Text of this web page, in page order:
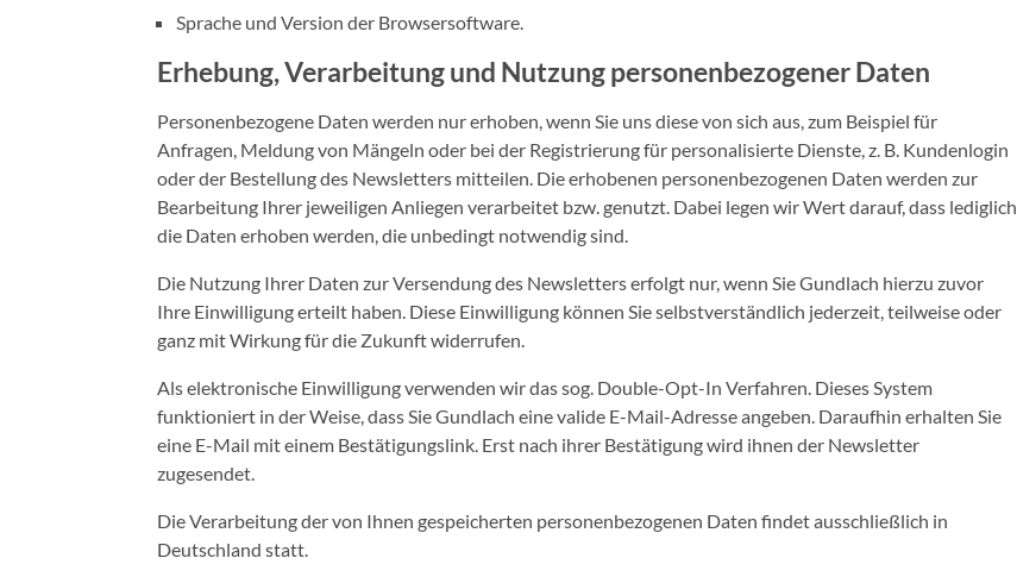
Sprache und Version der Browsersoftware.
Erhebung, Verarbeitung und Nutzung personenbezogener Daten
Personenbezogene Daten werden nur erhoben, wenn Sie uns diese von sich aus, zum Beispiel für
Anfragen, Meldung von Mängeln oder bei der Registrierung für personalisierte Dienste, z. B. Kundenlogin
oder der Bestellung des Newsletters mitteilen. Die erhobenen personenbezogenen Daten werden zur
Bearbeitung Ihrer jeweiligen Anliegen verarbeitet bzw. genutzt. Dabei legen wir Wert darauf, dass lediglich
die Daten erhoben werden, die unbedingt notwendig sind.
Die Nutzung Ihrer Daten zur Versendung des Newsletters erfolgt nur, wenn Sie Gundlach hierzu zuvor
Ihre Einwilligung erteilt haben. Diese Einwilligung können Sie selbstverständlich jederzeit, teilweise oder
ganz mit Wirkung für die Zukunft widerrufen.
Als elektronische Einwilligung verwenden wir das sog. Double-Opt-In Verfahren. Dieses System
funktioniert in der Weise, dass Sie Gundlach eine valide E-Mail-Adresse angeben. Daraufhin erhalten Sie
eine E-Mail mit einem Bestätigungslink. Erst nach ihrer Bestätigung wird ihnen der Newsletter
zugesendet.
Die Verarbeitung der von Ihnen gespeicherten personenbezogenen Daten findet ausschließlich in
Deutschland statt.